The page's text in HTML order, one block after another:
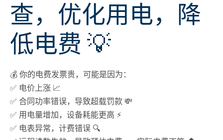
查，优化用电，降
低电费 💡
💰 你的电费发票贵，可能是因为：
✅ 电价上涨 📈
✅ 合同功率错误，导致超载罚款 💸
✅ 用电量增加，设备耗能更高 ⚡
✅ 电表异常，计费错误 🔍